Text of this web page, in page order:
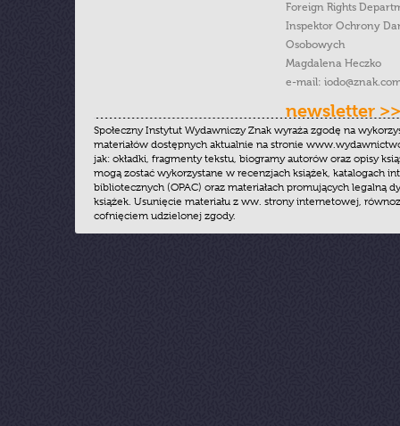
Foreign Rights
Inspektor Ochrony
Osobowych
Magdalena Heczko
e-mail:
newsletter >>
Społeczny Instytut Wydawniczy Znak wyraża zgodę na
materiałów dostępnych aktualnie na stronie
jak: okładki, fragmenty tekstu, biogramy autorów oraz opisy
mogą zostać wykorzystane w recenzjach książek, katalogach
bibliotecznych (OPAC) oraz materiałach promujących legalną
książek. Usunięcie materiału z ww. strony internetowej,
cofnięciem udzielonej zgody.